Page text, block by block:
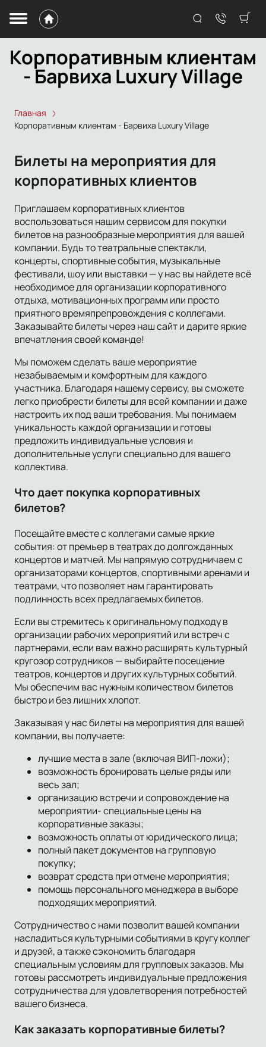
Корпоративным клиентам
- Барвиха Luxury Village
Главная
Корпоративным клиентам - Барвиха Luxury Village
Билеты на мероприятия для
корпоративных клиентов
Приглашаем корпоративных клиентов
воспользоваться нашим сервисом для покупки
билетов на разнообразные мероприятия для вашей
компании. Будь то театральные спектакли,
концерты, спортивные события, музыкальные
фестивали, шоу или выставки — у нас вы найдете всё
необходимое для организации корпоративного
отдыха, мотивационных программ или просто
приятного времяпрепровождения с коллегами.
Заказывайте билеты через наш сайт и дарите яркие
впечатления своей команде!
Мы поможем сделать ваше мероприятие
незабываемым и комфортным для каждого
участника. Благодаря нашему сервису, вы сможете
легко приобрести билеты для всей компании и даже
настроить их под ваши требования. Мы понимаем
уникальность каждой организации и готовы
предложить индивидуальные условия и
дополнительные услуги специально для вашего
коллектива.
Что дает покупка корпоративных
билетов?
Посещайте вместе с коллегами самые яркие
события: от премьер в театрах до долгожданных
концертов и матчей. Мы напрямую сотрудничаем с
организаторами концертов, спортивными аренами и
театрами, что позволяет нам гарантировать
подлинность всех предлагаемых билетов.
Если вы стремитесь к оригинальному подходу в
организации рабочих мероприятий или встреч с
партнерами, если вам важно расширять культурный
кругозор сотрудников — выбирайте посещение
театров, концертов и других культурных событий.
Мы обеспечим вас нужным количеством билетов
быстро и без лишних хлопот.
Заказывая у нас билеты на мероприятия для вашей
компании, вы получаете:
лучшие места в зале (включая ВИП-ложи);
возможность бронировать целые ряды или
весь зал;
организацию встречи и сопровождение на
мероприятии- специальные цены на
корпоративные заказы;
возможность оплаты от юридического лица;
полный пакет документов на групповую
покупку;
возврат средств при отмене мероприятия;
помощь персонального менеджера в выборе
подходящих мероприятий.
Сотрудничество с нами позволит вашей компании
насладиться культурными событиями в кругу коллег
и друзей, а также сэкономить благодаря
специальным условиям для групповых заказов. Мы
готовы рассмотреть индивидуальные предложения
сотрудничества для удовлетворения потребностей
вашего бизнеса.
Как заказать корпоративные билеты?